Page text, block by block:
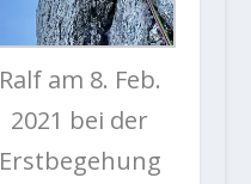
Ralf am 8. Feb.
2021 bei der
Erstbegehung